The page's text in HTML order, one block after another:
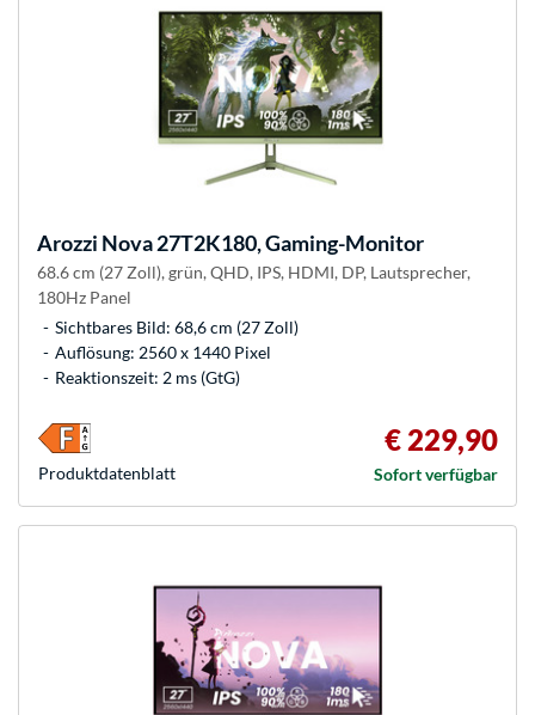
Arozzi Nova 27T2K180, Gaming-Monitor
68.6 cm (27 Zoll), grün, QHD, IPS, HDMI, DP, Lautsprecher,
180Hz Panel
Sichtbares Bild: 68,6 cm (27 Zoll)
Auflösung: 2560 x 1440 Pixel
Reaktionszeit: 2 ms (GtG)
€ 229,90
Sofort verfügbar
Produkt­datenblatt